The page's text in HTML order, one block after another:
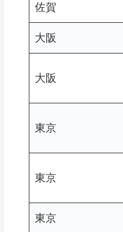
佐賀
大阪
大阪
東京
東京
東京